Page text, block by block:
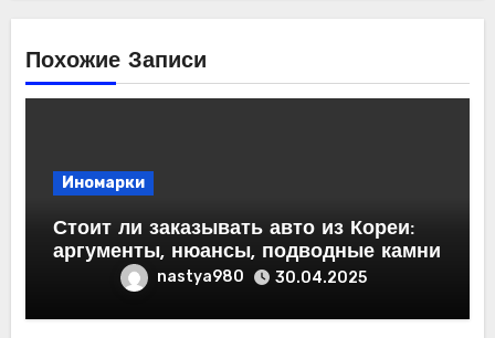
Похожие Записи
Иномарки
Стоит ли заказывать авто из Кореи:
аргументы, нюансы, подводные камни
nastya980 30.04.2025